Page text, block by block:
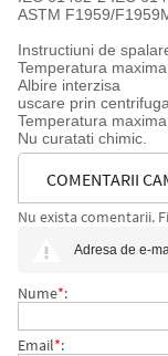
ASTM F1959/
Instructiuni de
Temperatura
Albire interzisa
uscare prin
Temperatura
Nu curatati chimic.
COMENTARII
REGULAR,
Nu exista comentarii.
Adresa de e-
Nume*:
Email*: